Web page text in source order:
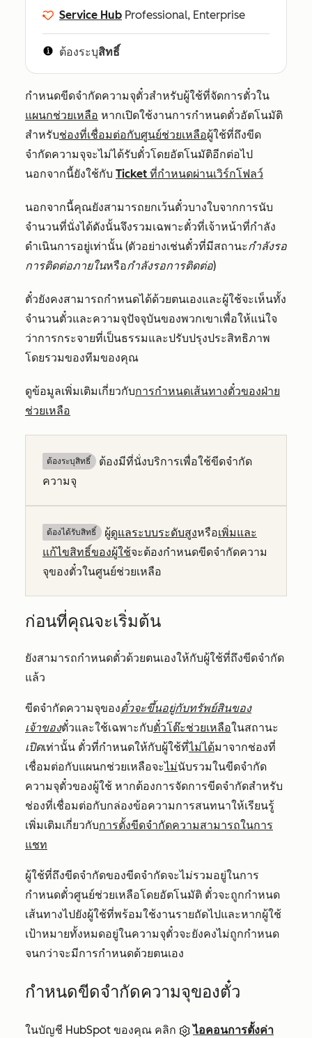
Service Hub Professional, Enterprise
ต้องระบุสิทธิ์
กำหนดขีดจำกัดความจุตั๋วสำหรับผู้ใช้ที่จัดการตั๋วใน
แผนกช่วยเหลือ หากเปิดใช้งานการกำหนดตั๋วอัตโนมัติ
สำหรับช่องที่เชื่อมต่อกับศูนย์ช่วยเหลือผู้ใช้ที่ถึงขีด
จำกัดความจุจะไม่ได้รับตั๋วโดยอัตโนมัติอีกต่อไป
นอกจากนี้ยังใช้กับ Ticket ที่กำหนดผ่านเวิร์กโฟลว์
นอกจากนี้คุณยังสามารถยกเว้นตั๋วบางใบจากการนับ
จำนวนที่นั่งได้ดังนั้นจึงรวมเฉพาะตั๋วที่เจ้าหน้าที่กำลัง
ดำเนินการอยู่เท่านั้น (ตัวอย่างเช่นตั๋วที่มีสถานะกำลังรอ
การติดต่อภายในหรือกำลังรอการติดต่อ)
ตั๋วยังคงสามารถกำหนดได้ด้วยตนเองและผู้ใช้จะเห็นทั้ง
จำนวนตั๋วและความจุปัจจุบันของพวกเขาเพื่อให้แน่ใจ
ว่าการกระจายที่เป็นธรรมและปรับปรุงประสิทธิภาพ
โดยรวมของทีมของคุณ
ดูข้อมูลเพิ่มเติมเกี่ยวกับการกำหนดเส้นทางตั๋วของฝ่าย
ช่วยเหลือ
ต้องระบุสิทธิ์
ต้องมีที่นั่งบริการเพื่อใช้ขีดจำกัด
ความจุ
ต้องได้รับสิทธิ์​ ผู้ดูแลระบบระดับสูงหรือเพิ่มและ
แก้ไขสิทธิ์ของผู้ใช้จะต้องกำหนดขีดจำกัดความ
จุของตั๋วในศูนย์ช่วยเหลือ
ก่อนที่คุณจะเริ่มต้น
ยังสามารถกำหนดตั๋วด้วยตนเองให้กับผู้ใช้ที่ถึงขีดจำกัด
แล้ว
ขีดจำกัดความจุของตั๋วจะขึ้นอยู่กับทรัพย์สินของ
เจ้าของตั๋วและใช้เฉพาะกับตั๋วโต๊ะช่วยเหลือในสถานะ
เปิดเท่านั้น ตั๋วที่กำหนดให้กับผู้ใช้ที่ไม่ได้มาจากช่องที่
เชื่อมต่อกับแผนกช่วยเหลือจะไม่นับรวมในขีดจำกัด
ความจุตั๋วของผู้ใช้ หากต้องการจัดการขีดจำกัดสำหรับ
ช่องที่เชื่อมต่อกับกล่องข้อความการสนทนาให้เรียนรู้
เพิ่มเติมเกี่ยวกับการตั้งขีดจำกัดความสามารถในการ
แชท
ผู้ใช้ที่ถึงขีดจำกัดของขีดจำกัดจะไม่รวมอยู่ในการ
กำหนดตั๋วศูนย์ช่วยเหลือโดยอัตโนมัติ ตั๋วจะถูกกำหนด
เส้นทางไปยังผู้ใช้ที่พร้อมใช้งานรายถัดไปและหากผู้ใช้
เป้าหมายทั้งหมดอยู่ในความจุตั๋วจะยังคงไม่ถูกกำหนด
จนกว่าจะมีการกำหนดด้วยตนเอง
กำหนดขีดจำกัดความจุของตั๋ว
ในบัญชี HubSpot ของคุณ คลิก ไอคอนการตั้งค่า